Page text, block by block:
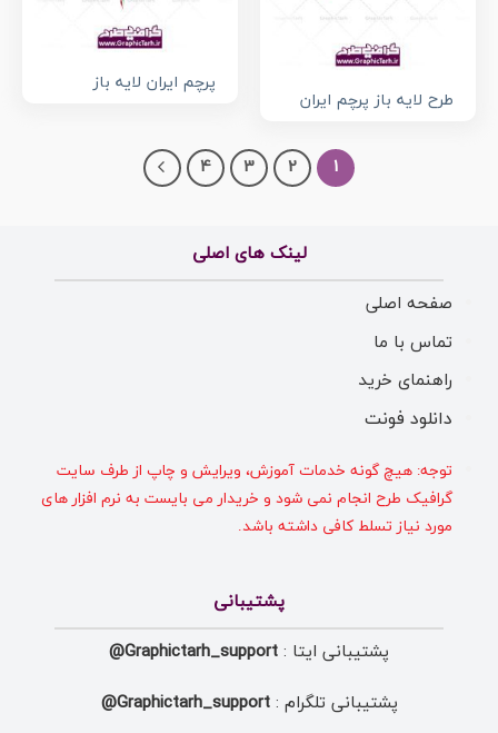
پرچم ایران لایه باز
طرح لایه باز پرچم ایران
1
2
3
4
لینک های اصلی
صفحه اصلی
تماس با ما
راهنمای خرید
دانلود فونت
توجه: هیچ گونه خدمات آموزش، ویرایش و چاپ از طرف سایت
گرافیک طرح انجام نمی شود و خریدار می بایست به نرم افزار های
مورد نیاز تسلط کافی داشته باشد.
پشتیبانی
پشتیبانی ایتا : Graphictarh_support@
پشتیبانی تلگرام :Graphictarh_support@